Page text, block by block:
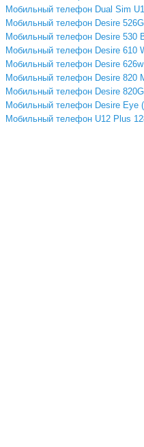
Мобильный телефон Dual Sim
Мобильный телефон Desire
Мобильный телефон Desire 530
Мобильный телефон Desire 610
Мобильный телефон Desire
Мобильный телефон Desire 820
Мобильный телефон Desire
Мобильный телефон Desire Eye
Мобильный телефон U12 Plus